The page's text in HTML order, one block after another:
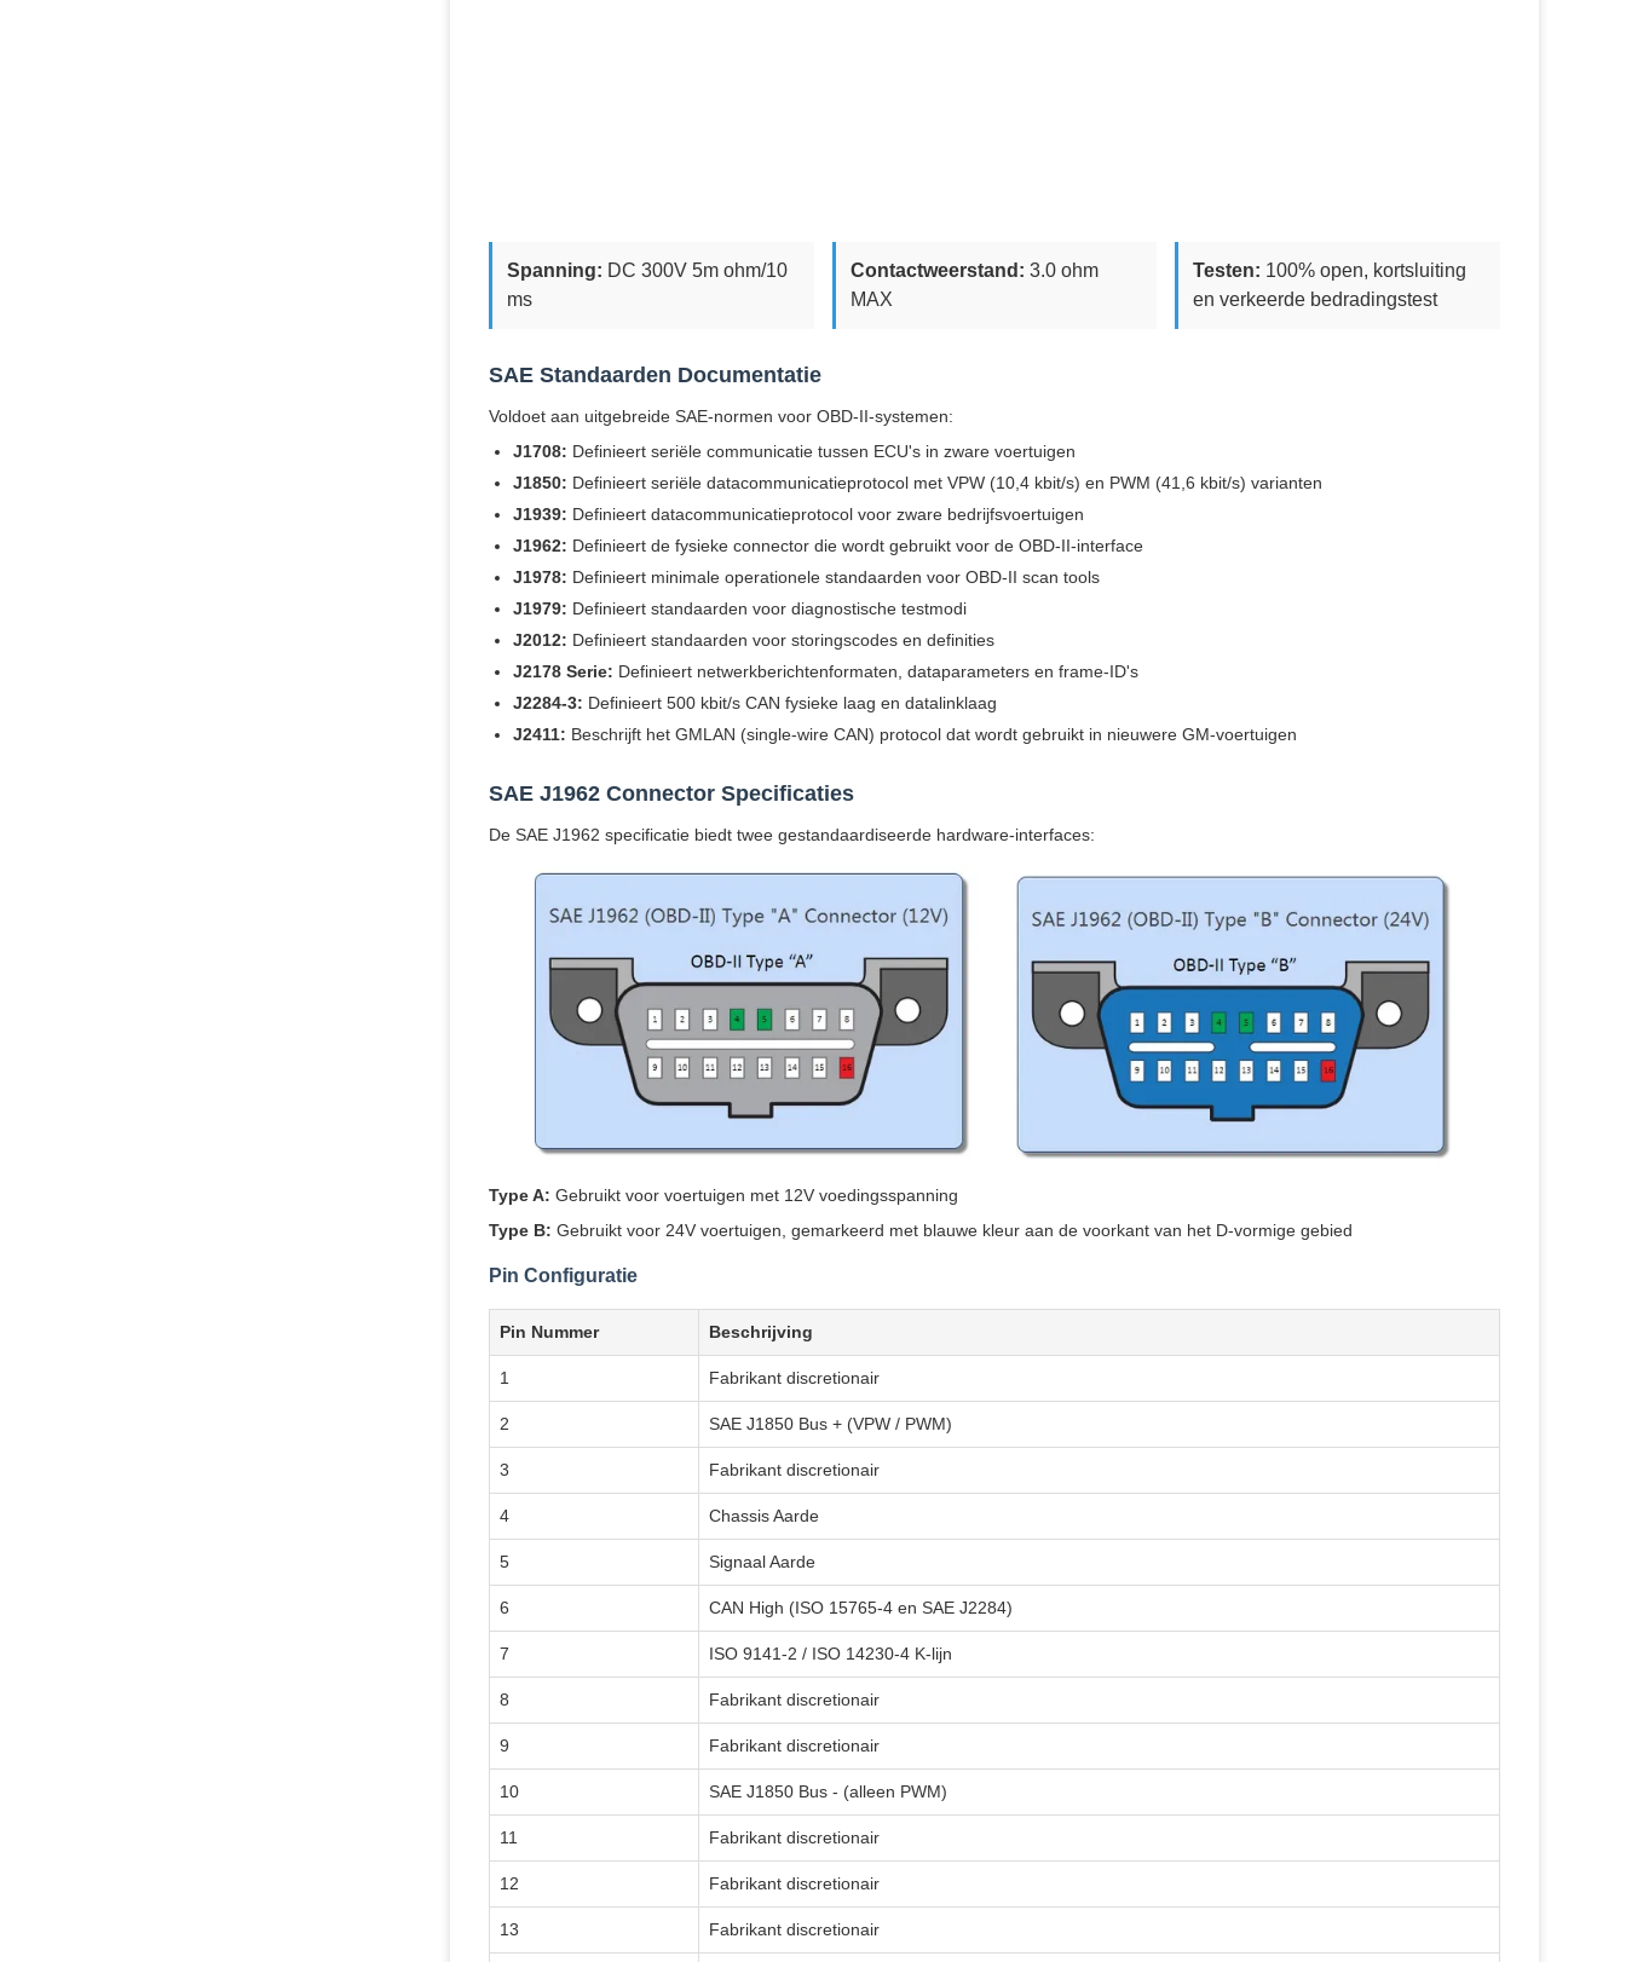
Spanning: DC 300V 5m ohm/10
ms
Contactweerstand: 3.0 ohm
MAX
Testen: 100% open, kortsluiting
en verkeerde bedradingstest
SAE Standaarden Documentatie
Voldoet aan uitgebreide SAE-normen voor OBD-II-systemen:
J1708: Definieert seriële communicatie tussen ECU's in zware voertuigen
J1850: Definieert seriële datacommunicatieprotocol met VPW (10,4 kbit/s) en PWM (41,6 kbit/s) varianten
J1939: Definieert datacommunicatieprotocol voor zware bedrijfsvoertuigen
J1962: Definieert de fysieke connector die wordt gebruikt voor de OBD-II-interface
J1978: Definieert minimale operationele standaarden voor OBD-II scan tools
J1979: Definieert standaarden voor diagnostische testmodi
J2012: Definieert standaarden voor storingscodes en definities
J2178 Serie: Definieert netwerkberichtenformaten, dataparameters en frame-ID's
J2284-3: Definieert 500 kbit/s CAN fysieke laag en datalinklaag
J2411: Beschrijft het GMLAN (single-wire CAN) protocol dat wordt gebruikt in nieuwere GM-voertuigen
SAE J1962 Connector Specificaties
De SAE J1962 specificatie biedt twee gestandaardiseerde hardware-interfaces:
Type A: Gebruikt voor voertuigen met 12V voedingsspanning
Type B: Gebruikt voor 24V voertuigen, gemarkeerd met blauwe kleur aan de voorkant van het D-vormige gebied
Pin Configuratie
Pin Nummer Beschrijving
1 Fabrikant discretionair
2 SAE J1850 Bus + (VPW / PWM)
3 Fabrikant discretionair
4 Chassis Aarde
5 Signaal Aarde
6 CAN High (ISO 15765-4 en SAE J2284)
7 ISO 9141-2 / ISO 14230-4 K-lijn
8 Fabrikant discretionair
9 Fabrikant discretionair
10 SAE J1850 Bus - (alleen PWM)
11 Fabrikant discretionair
12 Fabrikant discretionair
13 Fabrikant discretionair